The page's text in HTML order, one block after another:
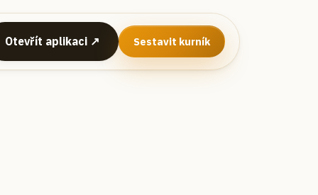
Otevřít aplikaci ↗ Sestavit kurník